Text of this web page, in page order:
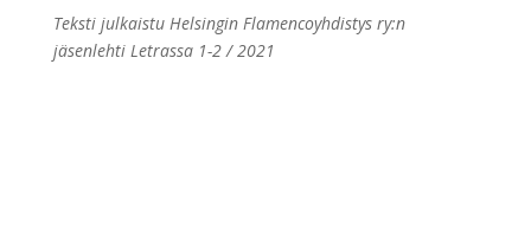
Teksti julkaistu Helsingin Flamencoyhdistys ry:n
jäsenlehti Letrassa 1-2 / 2021